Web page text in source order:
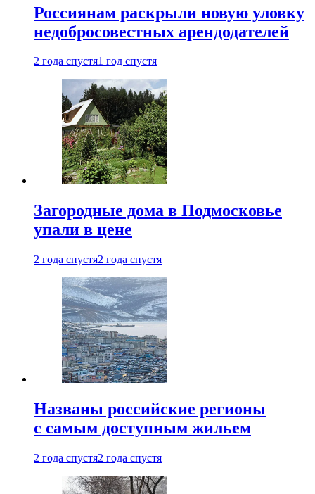
Россиянам раскрыли новую уловку
недобросовестных арендодателей
2 года спустя1 год спустя
Загородные дома в Подмосковье
упали в цене
2 года спустя2 года спустя
Названы российские регионы
с самым доступным жильем
2 года спустя2 года спустя